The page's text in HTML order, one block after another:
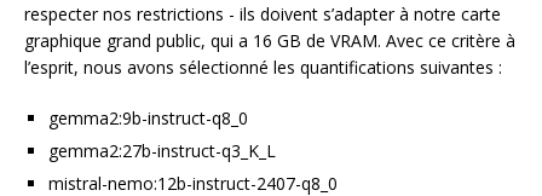
respecter nos restrictions - ils doivent s’adapter à notre carte
graphique grand public, qui a 16 GB de VRAM. Avec ce critère à
l’esprit, nous avons sélectionné les quantifications suivantes :
gemma2:9b-instruct-q8_0
gemma2:27b-instruct-q3_K_L
mistral-nemo:12b-instruct-2407-q8_0